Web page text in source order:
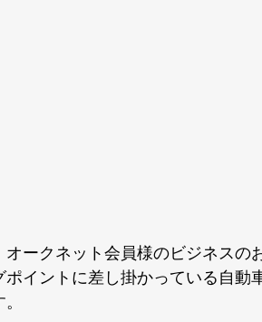
ークネット会員様のビジネスの
ポイントに差し掛かっている自動